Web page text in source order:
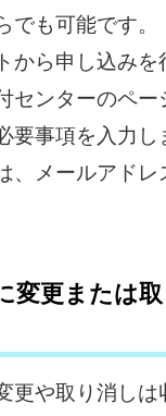
も可能です。
から申し込み
センターのペ
要事項を入力し
、メールアドレ
変更または
更や取り消し